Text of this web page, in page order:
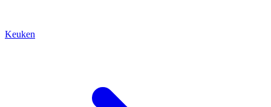
Keuken